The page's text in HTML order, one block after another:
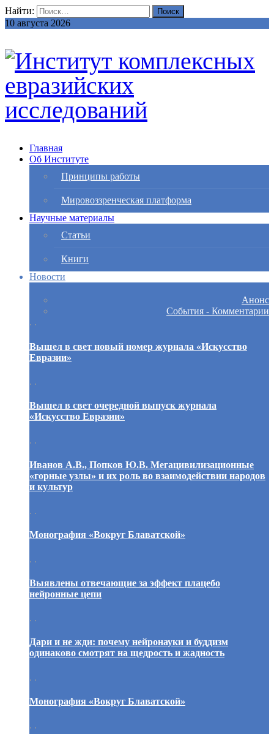
Найти:
10 августа 2026
Главная
Об Институте
Принципы работы
Мировоззренческая платформа
Научные материалы
Статьи
Книги
Новости
Анонс
События - Комментарии
. .
Вышел в свет новый номер журнала «Искусство
Евразии»
. .
Вышел в свет очередной выпуск журнала
«Искусство Евразии»
. .
Иванов А.В., Попков Ю.В. Мегацивилизационные
«горные узлы» и их роль во взаимодействии народов
и культур
. .
Монография «Вокруг Блаватской»
. .
Выявлены отвечающие за эффект плацебо
нейронные цепи
. .
Дари и не жди: почему нейронауки и буддизм
одинаково смотрят на щедрость и жадность
. .
Монография «Вокруг Блаватской»
. .